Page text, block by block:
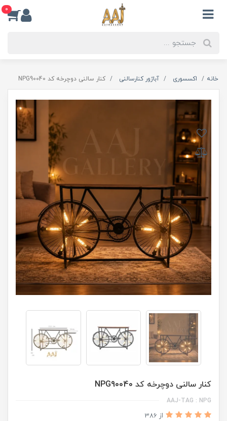
0
خانه اکسسوری آباژور کنارسالنی کنار سالنی دوچرخه کد NPG90040
کنار سالنی دوچرخه کد NPG90040
AAJ-TAG : NPG
از 386